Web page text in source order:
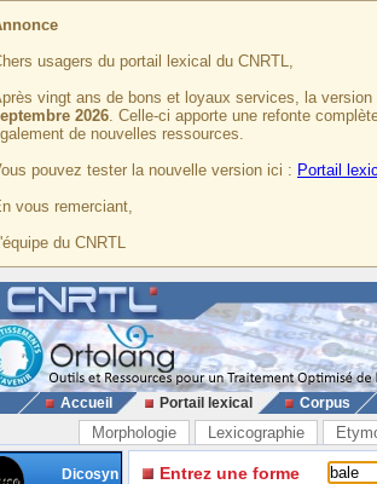
usagers du portail lexical du CNRTL,
vingt ans de bons et loyaux services, la
2026. Celle-ci apporte une refonte
de nouvelles ressources.
pouvez tester la nouvelle version ici : Portail
vous remerciant,
du CNRTL
Accueil Portail lexical Corpus
Morphologie Lexicographie
Dicosyn
Entrez une forme